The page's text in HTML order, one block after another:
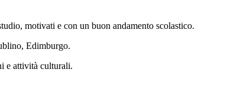
motivati e con un buon andamento scolastico.
Edimburgo.
e attività culturali.